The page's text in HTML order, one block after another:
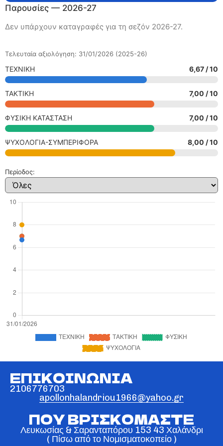
Παρουσίες — 2026-27
Δεν υπάρχουν καταγραφές για τη σεζόν 2026-27.
Τελευταία αξιολόγηση: 31/01/2026 (2025-26)
ΤΕΧΝΙΚΗ 6,67 / 10
ΤΑΚΤΙΚΗ 7,00 / 10
ΦΥΣΙΚΗ ΚΑΤΑΣΤΑΣΗ 7,00 / 10
ΨΥΧΟΛΟΓΙΑ-ΣΥΜΠΕΡΙΦΟΡΑ 8,00 / 10
Περίοδος:
ΕΠΙΚΟΙΝΩΝΙΑ
2106776703
apollonhalandriou1966@yahoo.gr
ΠΟΥ ΒΡΙΣΚΟΜΑΣΤΕ
Λευκωσίας & Σαρανταπόρου 153 43 Χαλάνδρι
( Πίσω από το Νομισματοκοπείο )